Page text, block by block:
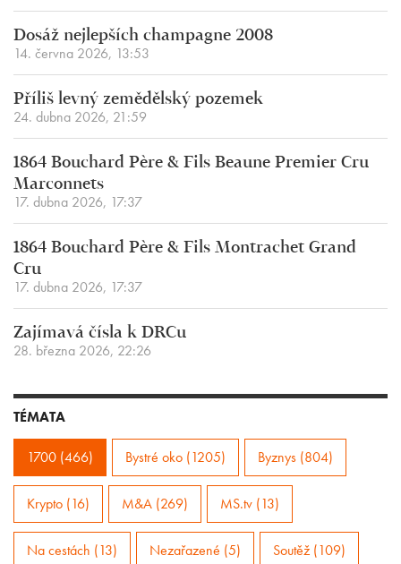
Dosáž nejlepších champagne 2008
14. června 2026, 13:53
Příliš levný zemědělský pozemek
24. dubna 2026, 21:59
1864 Bouchard Père & Fils Beaune Premier Cru
Marconnets
17. dubna 2026, 17:37
1864 Bouchard Père & Fils Montrachet Grand
Cru
17. dubna 2026, 17:37
Zajímavá čísla k DRCu
28. března 2026, 22:26
TÉMATA
1700 (466) Bystré oko (1205) Byznys (804)
Krypto (16) M&A (269) MS.tv (13)
Na cestách (13) Nezařazené (5) Soutěž (109)